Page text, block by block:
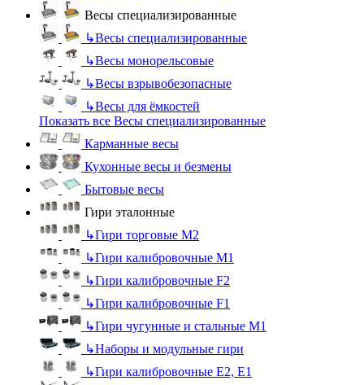
Весы специализированные
↳Весы специализированные
↳Весы монорельсовые
↳Весы взрывобезопасные
↳Весы для ёмкостей
Показать все Весы специализированные
Карманные весы
Кухонные весы и безмены
Бытовые весы
Гири эталонные
↳Гири торговые М2
↳Гири калибровочные М1
↳Гири калибровочные F2
↳Гири калибровочные F1
↳Гири чугунные и стальные М1
↳Наборы и модульные гири
↳Гири калибровочные E2, Е1